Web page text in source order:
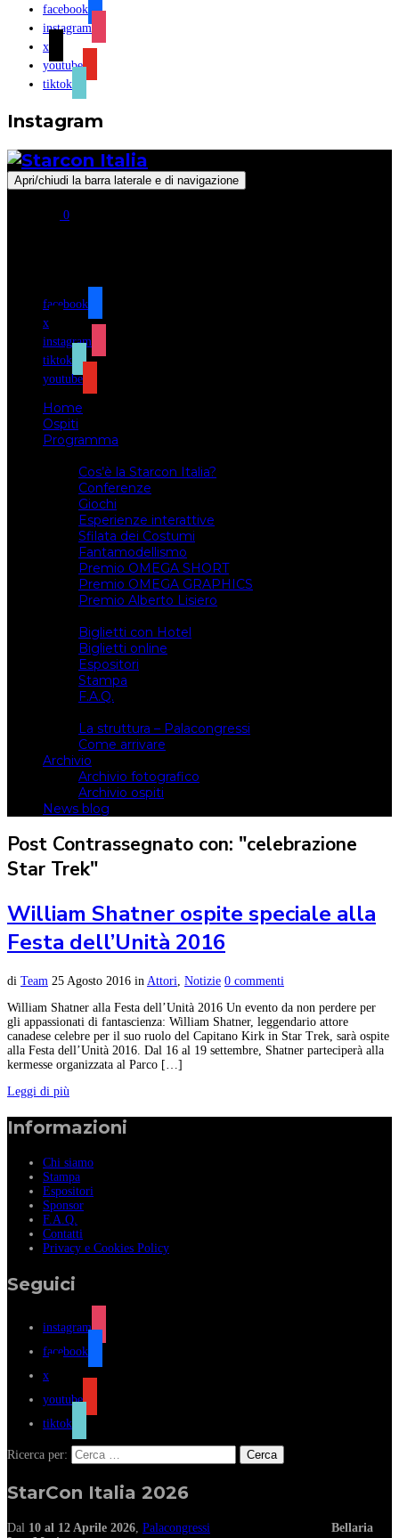
facebook
instagram
x
youtube
tiktok
Instagram
Apri/chiudi la barra laterale e di navigazione
0
facebook
x
instagram
tiktok
youtube
Home
Ospiti
Programma
Cos’è la Starcon Italia?
Conferenze
Giochi
Esperienze interattive
Sfilata dei Costumi
Fantamodellismo
Premio OMEGA SHORT
Premio OMEGA GRAPHICS
Premio Alberto Lisiero
Biglietti con Hotel
Biglietti online
Espositori
Stampa
F.A.Q.
La struttura – Palacongressi
Come arrivare
Archivio
Archivio fotografico
Archivio ospiti
News blog
Post Contrassegnato con: "celebrazione
Star Trek"
William Shatner ospite speciale alla
Festa dell’Unità 2016
di Team 25 Agosto 2016 in Attori, Notizie 0 commenti
William Shatner alla Festa dell’Unità 2016 Un evento da non perdere per
gli appassionati di fantascienza: William Shatner, leggendario attore
canadese celebre per il suo ruolo del Capitano Kirk in Star Trek, sarà ospite
alla Festa dell’Unità 2016. Dal 16 al 19 settembre, Shatner parteciperà alla
kermesse organizzata al Parco […]
Leggi di più
Informazioni
Chi siamo
Stampa
Espositori
Sponsor
F.A.Q.
Contatti
Privacy e Cookies Policy
Seguici
instagram
facebook
x
youtube
tiktok
Ricerca per:
StarCon Italia 2026
Dal 10 al 12 Aprile 2026, Palacongressi
Bellaria